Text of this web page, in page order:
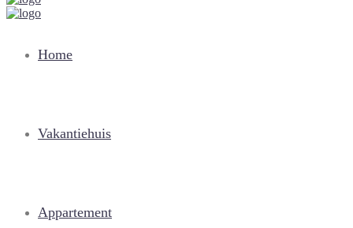
Home
Vakantiehuis
Appartement